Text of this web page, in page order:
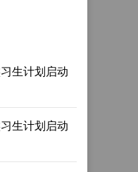
生计划启动
生计划启动